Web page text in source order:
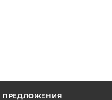
ПРЕДЛОЖЕНИЯ